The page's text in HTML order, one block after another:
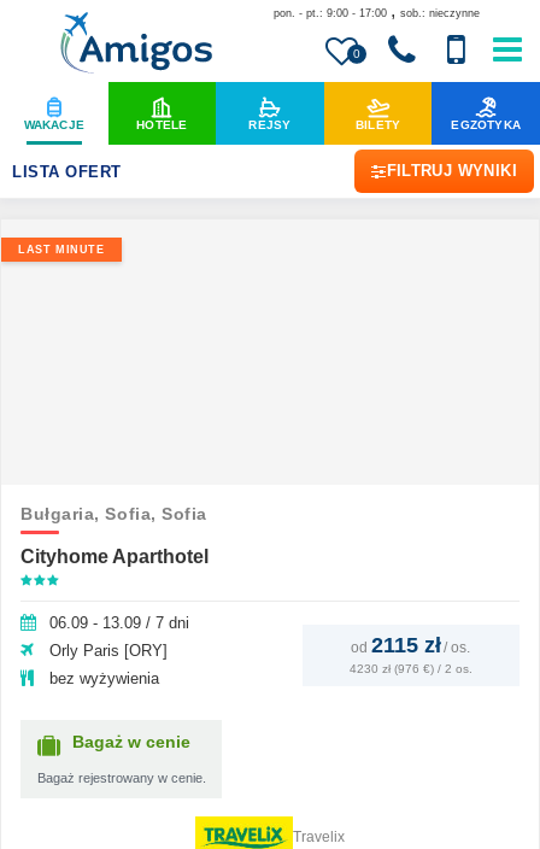
0
pon. - pt.: 9:00 - 17:00 , sob.: nieczynne
WAKACJE HOTELE REJSY BILETY EGZOTYKA
LISTA OFERT FILTRUJ WYNIKI
LAST MINUTE
Bułgaria,Sofia,Sofia
Cityhome Aparthotel
06.09 - 13.09 / 7 dni
Orly Paris [ORY]
bez wyżywienia
Bagaż w cenie
Bagaż rejestrowany w cenie.
od 2115 zł/ os.
4230 zł (976 €) / 2 os.
Travelix